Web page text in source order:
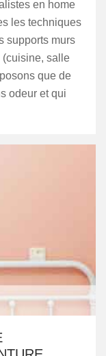
en home
les techniques
supports murs
(cuisine, salle
que de
odeur et qui